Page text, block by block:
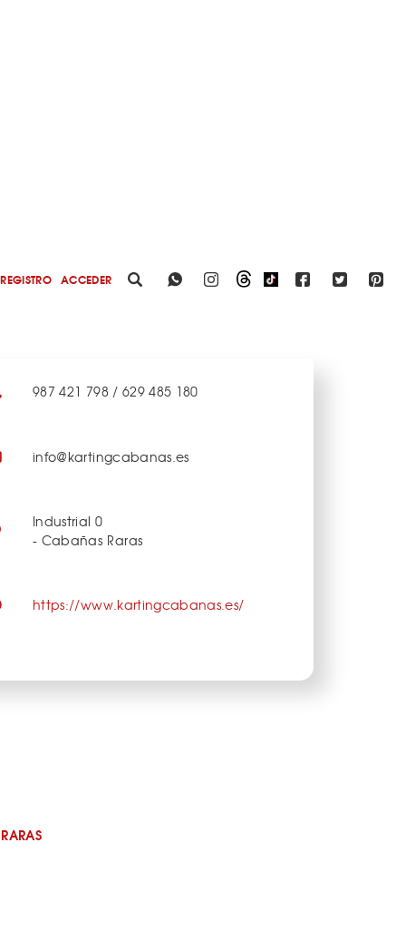
REGISTRO ACCEDER
987 421 798 / 629 485 180
info@kartingcabanas.es
Industrial 0
- Cabañas Raras
https://www.kartingcabanas.es/